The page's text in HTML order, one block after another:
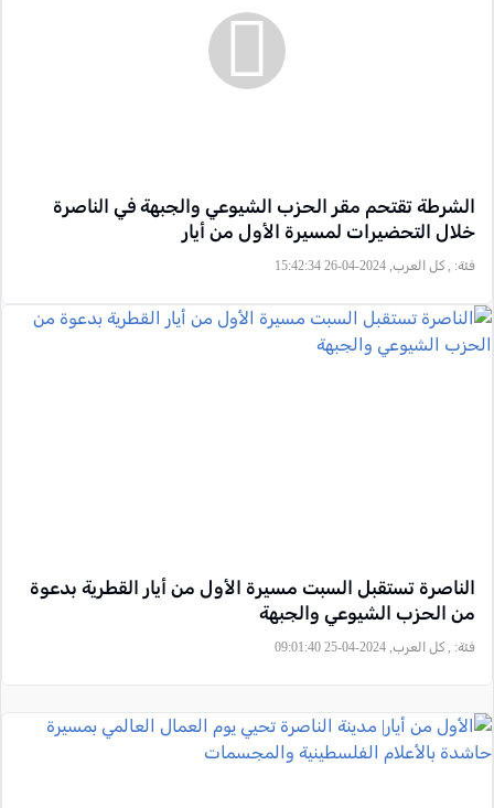
الشرطة تقتحم مقر الحزب الشيوعي والجبهة في الناصرة
خلال التحضيرات لمسيرة الأول من أيار
فئة: , كل العرب, 2024-04-26 15:42:34
الناصرة تستقبل السبت مسيرة الأول من أيار القطرية بدعوة
من الحزب الشيوعي والجبهة
فئة: , كل العرب, 2024-04-25 09:01:40